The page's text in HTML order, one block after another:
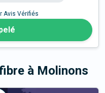
Avis Vérifiés
à Molinons